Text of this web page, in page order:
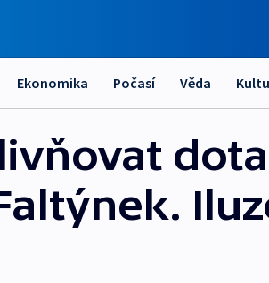
Ekonomika Počasí Věda